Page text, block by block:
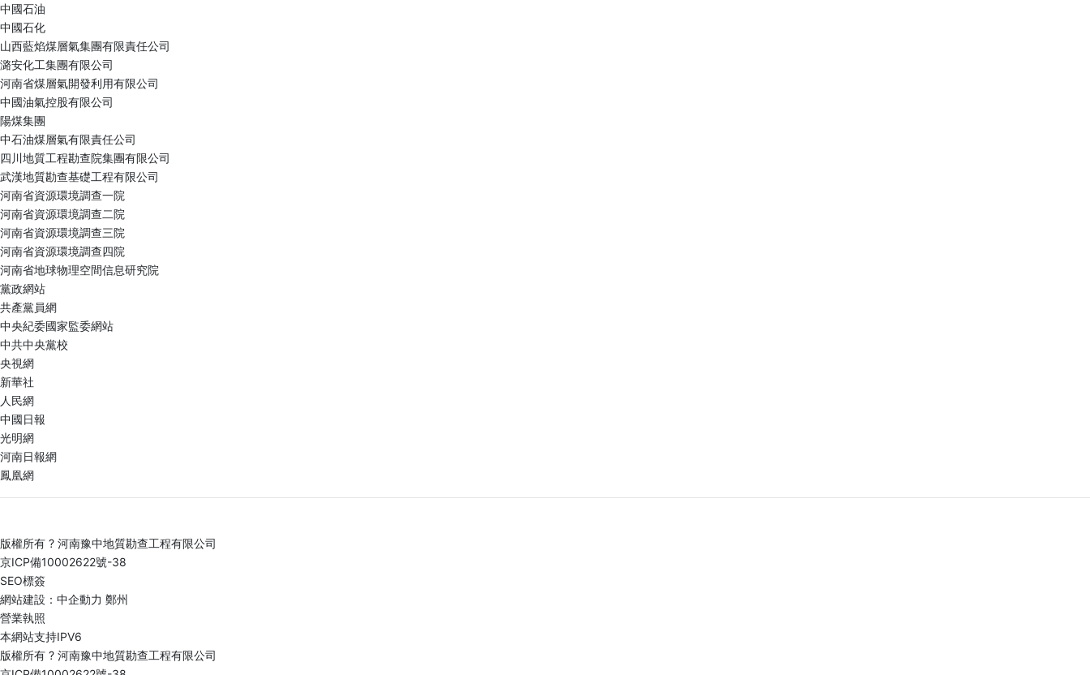
中國石油
中國石化
山西藍焰煤層氣集團有限責任公司
潞安化工集團有限公司
河南省煤層氣開發利用有限公司
中國油氣控股有限公司
陽煤集團
中石油煤層氣有限責任公司
四川地質工程勘查院集團有限公司
武漢地質勘查基礎工程有限公司
河南省資源環境調查一院
河南省資源環境調查二院
河南省資源環境調查三院
河南省資源環境調查四院
河南省地球物理空間信息研究院
黨政網站
共產黨員網
中央紀委國家監委網站
中共中央黨校
央視網
新華社
人民網
中國日報
光明網
河南日報網
鳳凰網
版權所有 ? 河南豫中地質勘查工程有限公司
京ICP備10002622號-38
SEO標簽
網站建設：中企動力 鄭州
營業執照
本網站支持IPV6
版權所有 ? 河南豫中地質勘查工程有限公司